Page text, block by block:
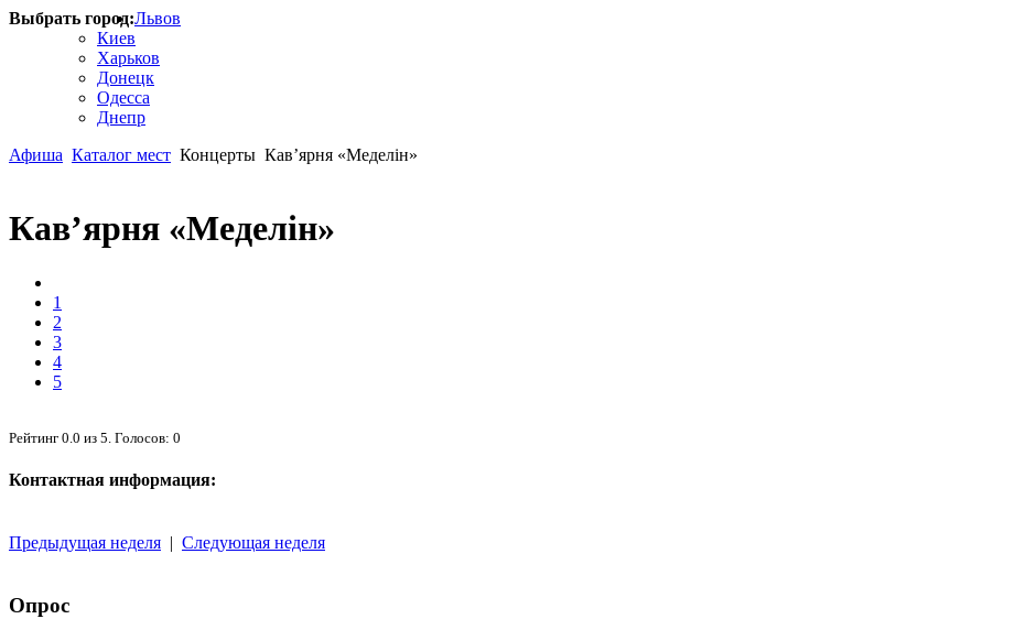
Выбрать город:Львов
Киев
Харьков
Донецк
Одесса
Днепр
Афиша Каталог мест Концерты Кав’ярня «Меделін»
Кав’ярня «Меделін»
1
2
3
4
5
Рейтинг 0.0 из 5 . Голосов: 0
Контактная информация:
Предыдущая неделя | Следующая неделя
Опрос